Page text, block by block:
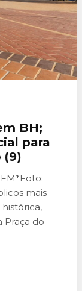
BH;
para
(9)
mais
Praça do